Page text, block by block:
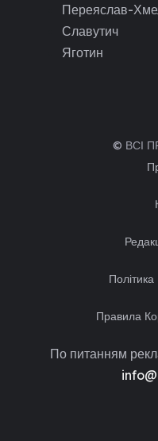
Переяслав-
Славутич
Яготин
© ВСІ
Політика
Правила
По питанням